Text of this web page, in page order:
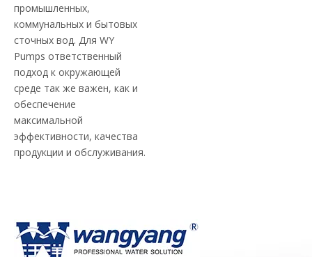
промышленных,
коммунальных и бытовых
сточных вод. Для WY
Pumps ответственный
подход к окружающей
среде так же важен, как и
обеспечение
максимальной
эффективности, качества
продукции и обслуживания.